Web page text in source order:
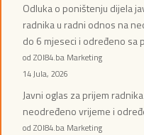
Odluka o poništenju dijela
radnika u radni odnos na
do 6 mjeseci i određeno sa
od ZOI84.ba Marketing
14 Jula, 2026
Javni oglas za prijem
neodređeno vrijeme i
od ZOI84.ba Marketing